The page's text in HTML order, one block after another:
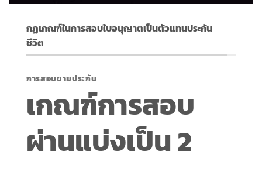
กฏเกณฑ์ในการสอบใบอนุญาตเป็นตัวแทนประกัน
ชีวิต
การสอบขายประกัน
เกณฑ์การสอบ
ผ่านแบ่งเป็น 2